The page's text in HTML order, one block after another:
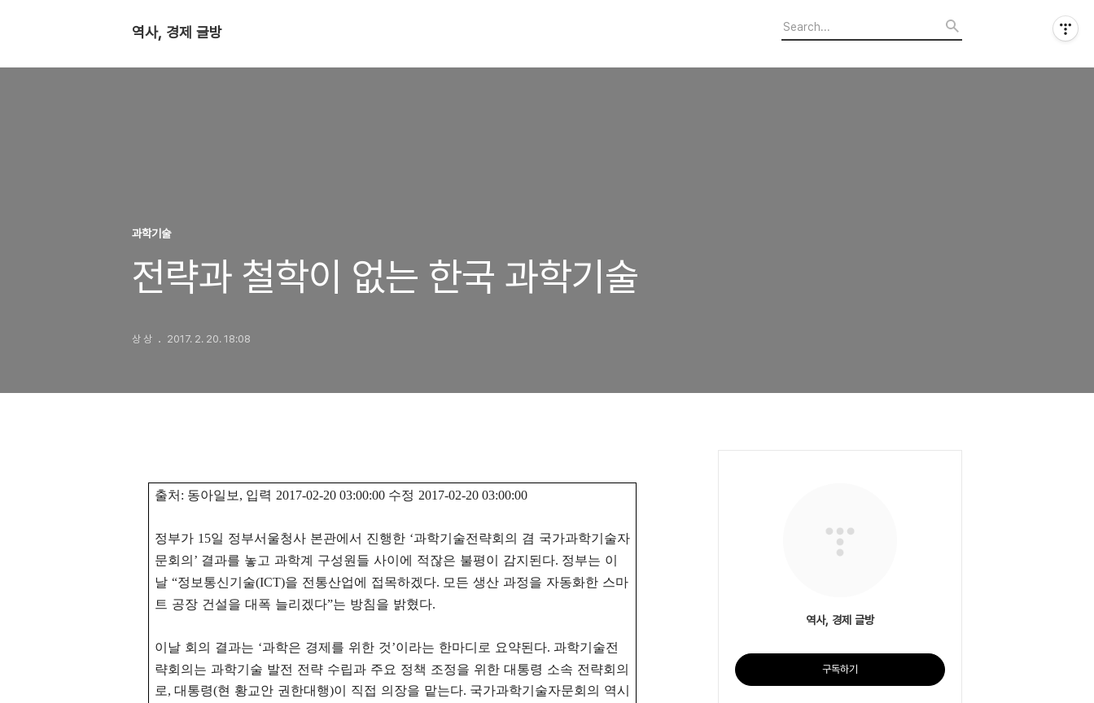
역사, 경제 글방
과학기술
전략과 철학이 없는 한국 과학기술
상 상 2017. 2. 20. 18:08
출처: 동아일보, 입력 2017-02-20 03:00:00 수정 2017-02-20 03:00:00
정부가 15일 정부서울청사 본관에서 진행한 ‘과학기술전략회의 겸 국가과학기술자
문회의’ 결과를 놓고 과학계 구성원들 사이에 적잖은 불평이 감지된다. 정부는 이
날 “정보통신기술(ICT)을 전통산업에 접목하겠다. 모든 생산 과정을 자동화한 스마
트 공장 건설을 대폭 늘리겠다”는 방침을 밝혔다.
이날 회의 결과는 ‘과학은 경제를 위한 것’이라는 한마디로 요약된다. 과학기술전
략회의는 과학기술 발전 전략 수립과 주요 정책 조정을 위한 대통령 소속 전략회의
로, 대통령(현 황교안 권한대행)이 직접 의장을 맡는다. 국가과학기술자문회의 역시
역사, 경제 글방
구독하기